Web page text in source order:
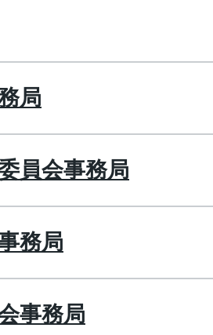
局
員会事務局
務局
事務局